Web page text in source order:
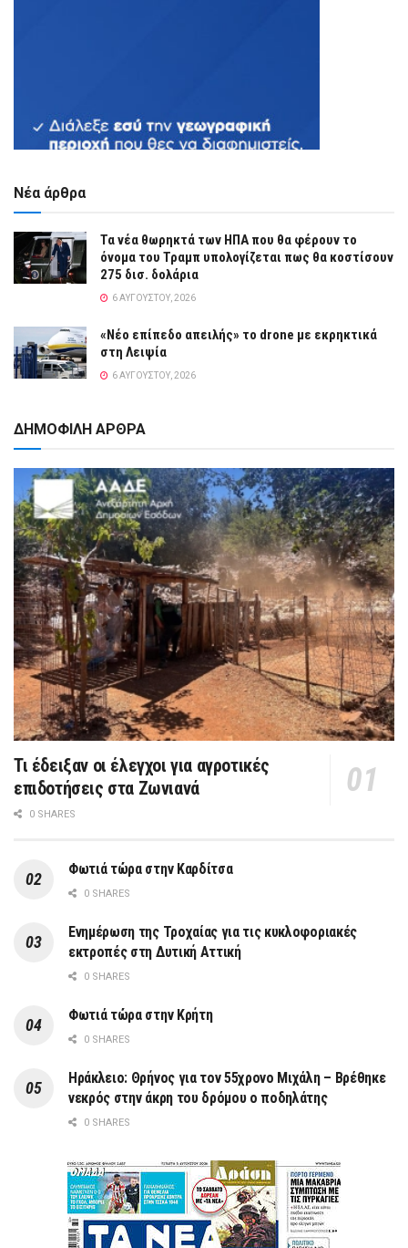
Νέα άρθρα
Τα νέα θωρηκτά των ΗΠΑ που θα φέρουν το
όνομα του Τραμπ υπολογίζεται πως θα κοστίσουν
275 δισ. δολάρια
6 ΑΥΓΟΎΣΤΟΥ, 2026
«Νέο επίπεδο απειλής» το drone με εκρηκτικά
στη Λειψία
6 ΑΥΓΟΎΣΤΟΥ, 2026
ΔΗΜΟΦΙΛΗ ΑΡΘΡΑ
Τι έδειξαν οι έλεγχοι για αγροτικές
επιδοτήσεις στα Ζωνιανά
0 SHARES
Φωτιά τώρα στην Καρδίτσα
0 SHARES
Ενημέρωση της Τροχαίας για τις κυκλοφοριακές
εκτροπές στη Δυτική Αττική
0 SHARES
Φωτιά τώρα στην Κρήτη
0 SHARES
Ηράκλειο: Θρήνος για τον 55χρονο Μιχάλη – Βρέθηκε
νεκρός στην άκρη του δρόμου ο ποδηλάτης
0 SHARES